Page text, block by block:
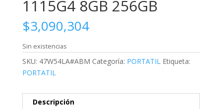
1115G4 8GB 256GB
$3,090,304
Sin existencias
SKU: 47W54LA#ABM Categoría: PORTATIL Etiqueta:
PORTATIL
Descripción